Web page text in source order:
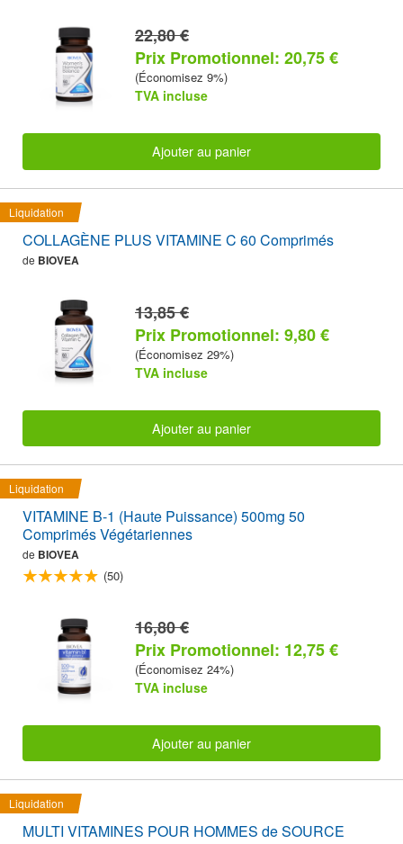
22,80 €
Prix Promotionnel: 20,75 €
(Économisez 9%)
TVA incluse
Ajouter au panier
Liquidation
COLLAGÈNE PLUS VITAMINE C 60 Comprimés
de BIOVEA
13,85 €
Prix Promotionnel: 9,80 €
(Économisez 29%)
TVA incluse
Ajouter au panier
Liquidation
VITAMINE B-1 (Haute Puissance) 500mg 50
Comprimés Végétariennes
de BIOVEA
(50)
16,80 €
Prix Promotionnel: 12,75 €
(Économisez 24%)
TVA incluse
Ajouter au panier
Liquidation
MULTI VITAMINES POUR HOMMES de SOURCE